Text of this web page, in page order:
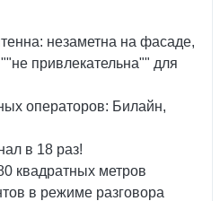
незаметна на фасаде,
привлекательна"" для
операторов: Билайн,
в 18 раз!
квадратных метров
в режиме разговора